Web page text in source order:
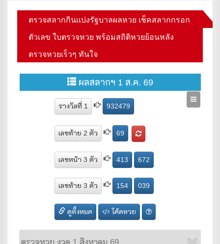
ตรวจสลากกินแบ่งรัฐบาลผลหวย เช็คสลากกรอก
ตัวเลข ใบตรวจหวย พร้อมสถิติหวยย้อนหลัง
ตรวจหวยเร็วๆ ทันใจ